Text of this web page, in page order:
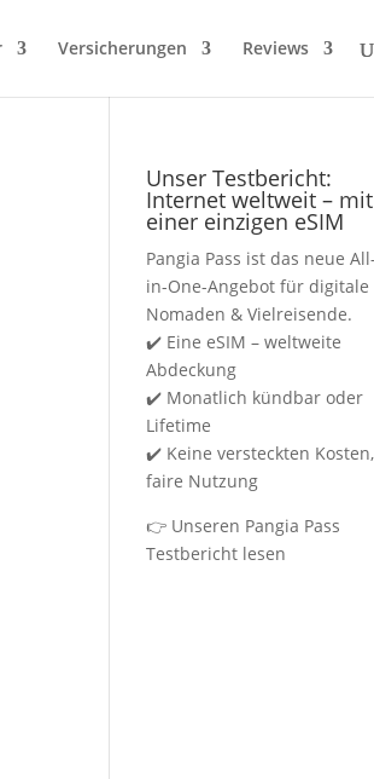
Versicherungen Reviews
Unser Testbericht:
Internet weltweit – mit
einer einzigen eSIM
Pangia Pass ist das neue All-
in-One-Angebot für digitale
Nomaden & Vielreisende.
✔️ Eine eSIM – weltweite
Abdeckung
✔️ Monatlich kündbar oder
Lifetime
✔️ Keine versteckten Kosten,
faire Nutzung
👉 Unseren Pangia Pass
Testbericht lesen